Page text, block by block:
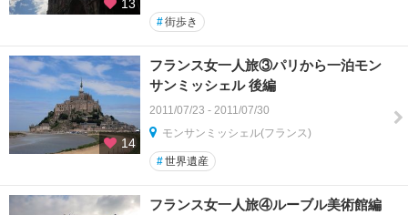
13
#街歩き
14
フランス女一人旅③パリから一泊モン
サンミッシェル 後編
2011/07/23 - 2011/07/30
モンサンミッシェル(フランス)
#世界遺産
フランス女一人旅④ルーブル美術館編